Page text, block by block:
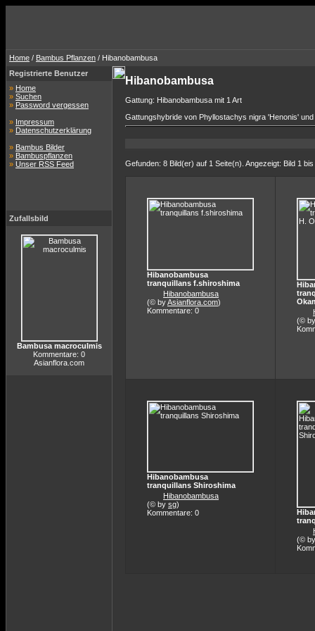
Home / Bambus Pflanzen / Hibanobambusa
Registrierte Benutzer
» Home
» Suchen
» Password vergessen
» Impressum
» Datenschutzerklärung
» Bambus Bilder
» Bambuspflanzen
» Unser RSS Feed
Zufallsbild
Bambusa macroculmis
Kommentare: 0
Asianflora.com
Hibanobambusa
Gattung: Hibanobambusa mit 1 Art
Gattungshybride von Phyllostachys nigra 'Henonis'
Gefunden: 8 Bild(er) auf 1 Seite(n). Angezeigt: Bild 1 bis
Hibanobambusa
tranquillans f.shiroshima
Hibanobambusa
(© byAsianflora.com)
Kommentare: 0
(©
Hibanobambusa
tranquillans Shiroshima
Hibanobambusa
(© by sg)
Kommentare: 0
(©